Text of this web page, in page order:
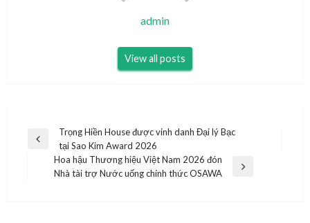
admin
View all posts
Điều
hướng
Previous
Trọng Hiền House được vinh danh Đại lý Bạc
tại Sao Kim Award 2026
Next
Hoa hậu Thương hiệu Việt Nam 2026 đón
Nhà tài trợ Nước uống chính thức OSAWA